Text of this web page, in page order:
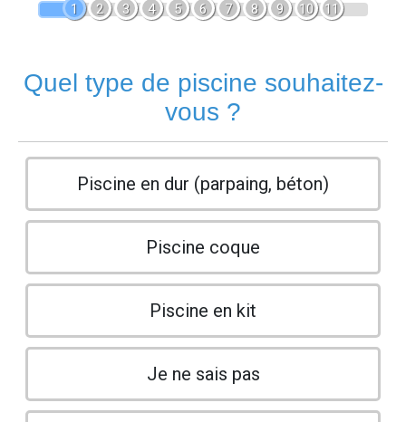
1 2 3 4 5 6 7 8 9 10 11
Quel type de piscine souhaitez-
vous ?
Piscine en dur (parpaing, béton)
Piscine coque
Piscine en kit
Je ne sais pas